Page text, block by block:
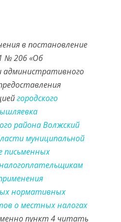
в постановление
№ 206 «Об
административного
городского
района Волжский
муниципальной
письменных
нормативных
о местных налогах
пункт 4 читать